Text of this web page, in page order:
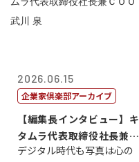
2026.06.15
企業家倶楽部アーカイブ
【編集長インタビュー】キ
タムラ代表取締役社長兼Ｃ
ＯＯ 武川 ...
デジタル時代も写真は心の